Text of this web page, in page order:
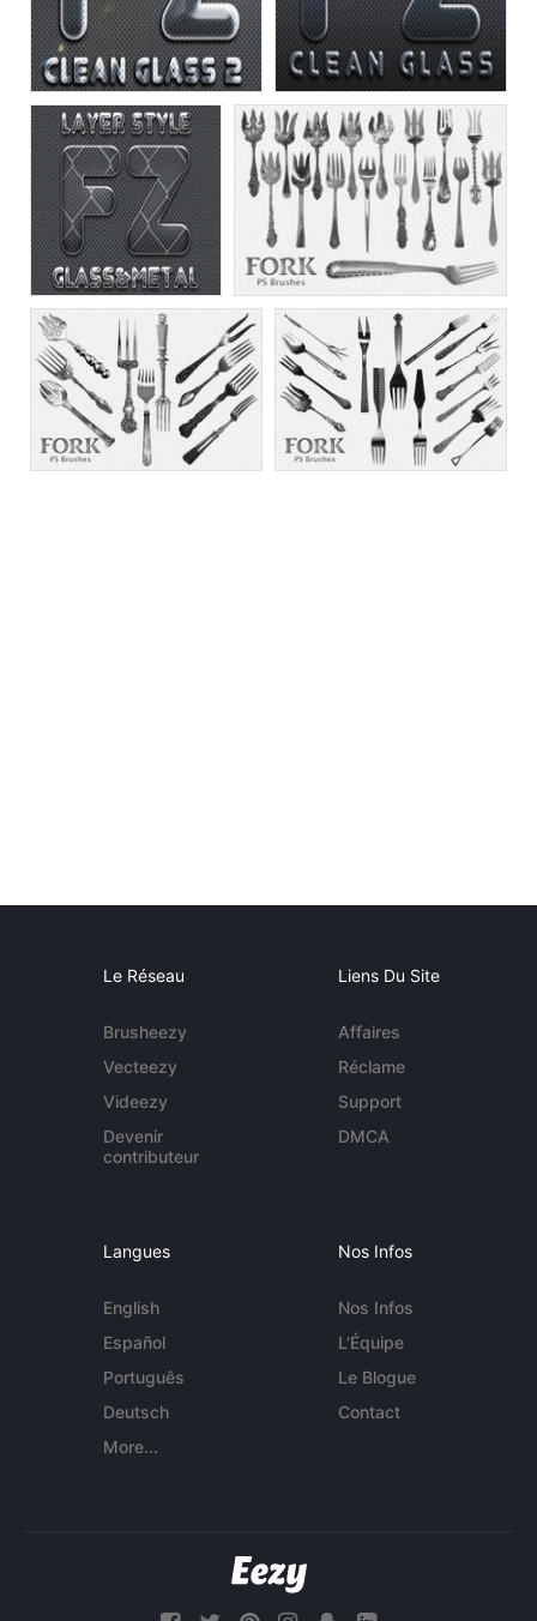
Le Réseau
Brusheezy
Vecteezy
Videezy
Devenir
contributeur
Liens Du Site
Affaires
Réclame
Support
DMCA
Langues
English
Español
Português
Deutsch
More...
Nos Infos
Nos Infos
L'Équipe
Le Blogue
Contact